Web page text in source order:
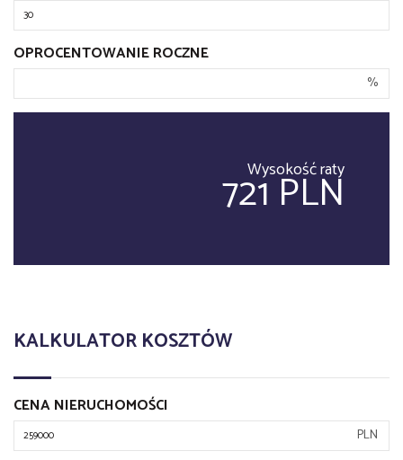
OPROCENTOWANIE ROCZNE
%
Wysokość raty
721 PLN
KALKULATOR KOSZTÓW
CENA NIERUCHOMOŚCI
PLN